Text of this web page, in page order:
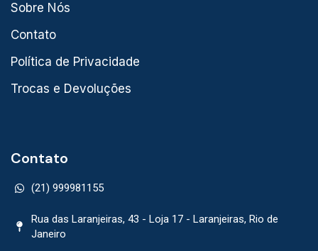
Sobre Nós
Contato
Política de Privacidade
Trocas e Devoluções
Contato
(21) 999981155
Rua das Laranjeiras, 43 - Loja 17 - Laranjeiras, Rio de
Janeiro